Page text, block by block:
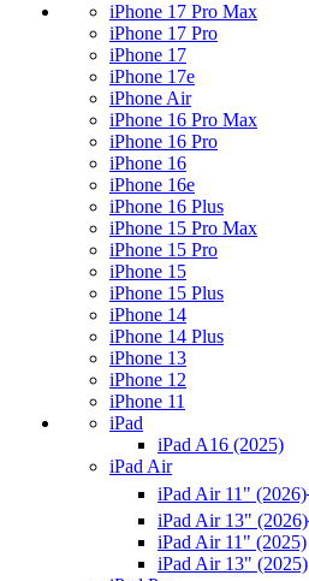
iPhone 17 Pro Max
iPhone 17 Pro
iPhone 17
iPhone 17e
iPhone Air
iPhone 16 Pro Max
iPhone 16 Pro
iPhone 16
iPhone 16e
iPhone 16 Plus
iPhone 15 Pro Max
iPhone 15 Pro
iPhone 15
iPhone 15 Plus
iPhone 14
iPhone 14 Plus
iPhone 13
iPhone 12
iPhone 11
iPad
iPad A16 (2025)
iPad Air
iPad Air 11" (2026)
iPad Air 13" (2026)
iPad Air 11" (2025)
iPad Air 13" (2025)